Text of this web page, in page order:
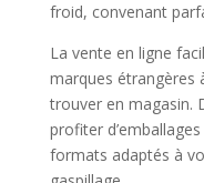
froid, convenant
La vente en ligne
marques étrangères
trouver en magasin.
profiter
formats adaptés à